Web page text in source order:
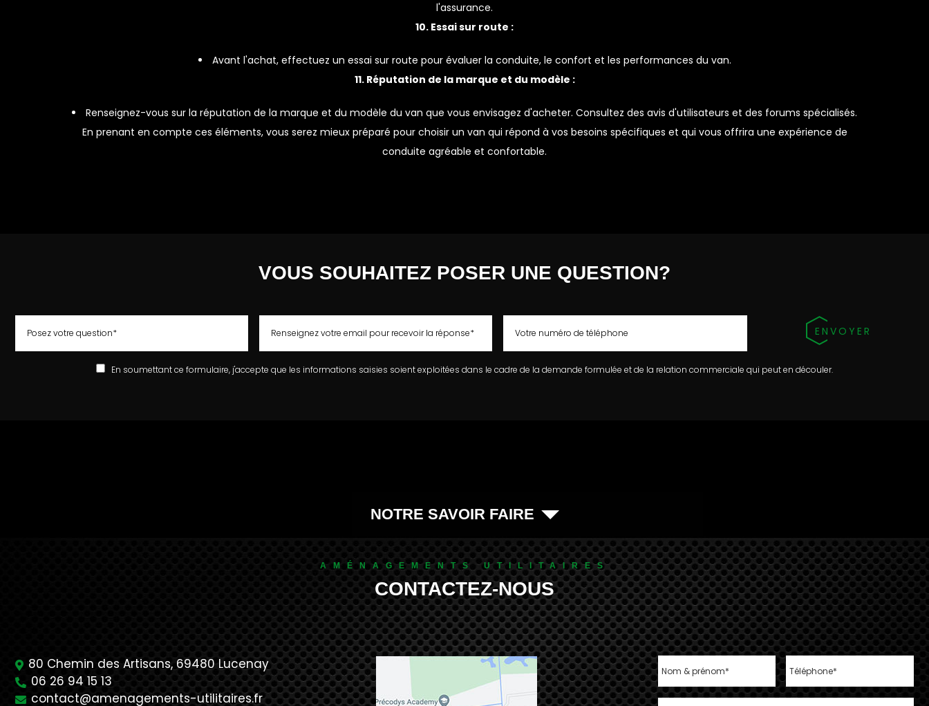
l'assurance.
10. Essai sur route :
Avant l'achat, effectuez un essai sur route pour évaluer la conduite, le confort et les performances du van.
11. Réputation de la marque et du modèle :
Renseignez-vous sur la réputation de la marque et du modèle du van que vous envisagez d'acheter. Consultez des avis d'utilisateurs et des forums spécialisés.
En prenant en compte ces éléments, vous serez mieux préparé pour choisir un van qui répond à vos besoins spécifiques et qui vous offrira une expérience de
conduite agréable et confortable.
VOUS SOUHAITEZ POSER UNE QUESTION?
En soumettant ce formulaire, j'accepte que les informations saisies soient exploitées dans le cadre de la demande formulée et de la relation commerciale qui peut en découler.
NOTRE SAVOIR FAIRE
AMÉNAGEMENTS UTILITAIRES
CONTACTEZ-NOUS
80 Chemin des Artisans, 69480 Lucenay
06 26 94 15 13
contact@amenagements-utilitaires.fr